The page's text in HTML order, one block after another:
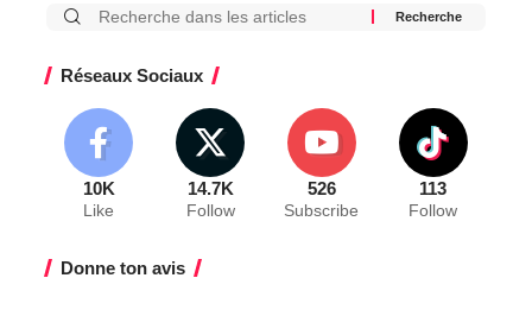
Réseaux Sociaux
10K
Like
14.7K
Follow
526
Subscribe
113
Follow
Donne ton avis